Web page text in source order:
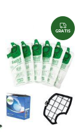
GRATIS